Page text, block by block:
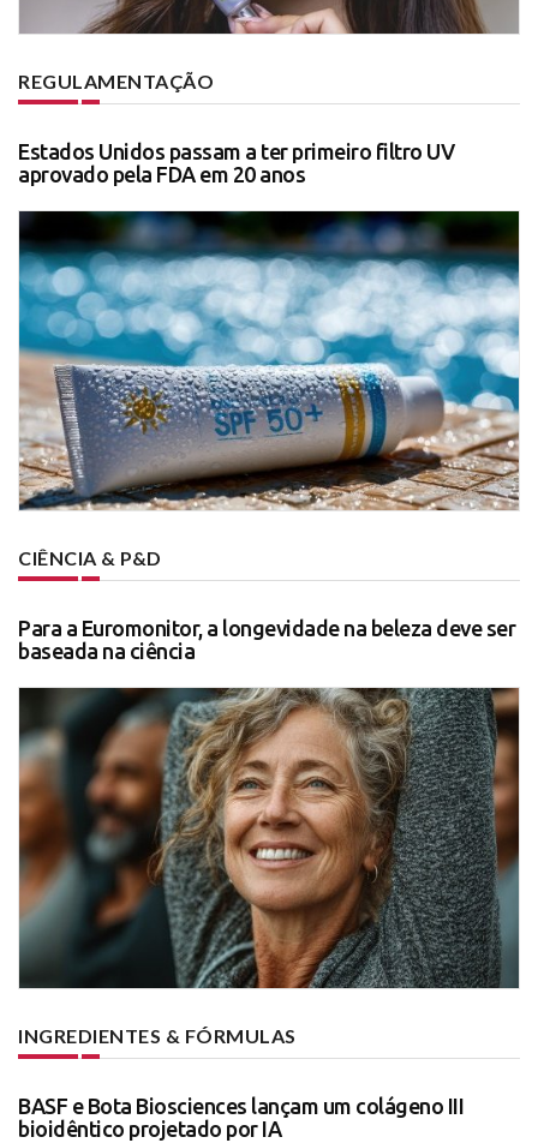
REGULAMENTAÇÃO
Estados Unidos passam a ter primeiro filtro UV
aprovado pela FDA em 20 anos
CIÊNCIA & P&D
Para a Euromonitor, a longevidade na beleza deve ser
baseada na ciência
INGREDIENTES & FÓRMULAS
BASF e Bota Biosciences lançam um colágeno III
bioidêntico projetado por IA